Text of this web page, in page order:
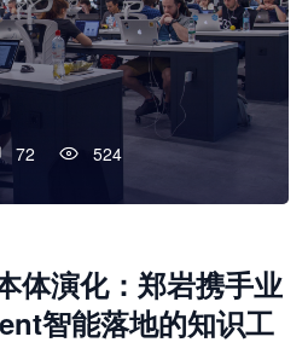
72 524
体演化：郑岩携手业
智能落地的知识工